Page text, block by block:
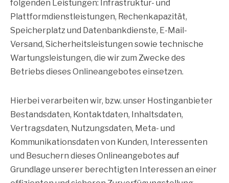
folgenden Leistungen: Infrastruktur- und
Plattformdienstleistungen, Rechenkapazität,
Speicherplatz und Datenbankdienste, E-Mail-
Versand, Sicherheitsleistungen sowie technische
Wartungsleistungen, die wir zum Zwecke des
Betriebs dieses Onlineangebotes einsetzen.
Hierbei verarbeiten wir, bzw. unser Hostinganbieter
Bestandsdaten, Kontaktdaten, Inhaltsdaten,
Vertragsdaten, Nutzungsdaten, Meta- und
Kommunikationsdaten von Kunden, Interessenten
und Besuchern dieses Onlineangebotes auf
Grundlage unserer berechtigten Interessen an einer